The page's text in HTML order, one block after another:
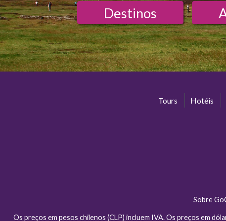
Destinos
Tours Hotéis
Sobre
Os preços em pesos chilenos (CLP) incluem IVA. Os preços em